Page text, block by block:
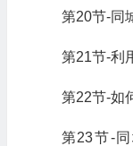
第20节-同
第21节-利
第22节-如
第23节-